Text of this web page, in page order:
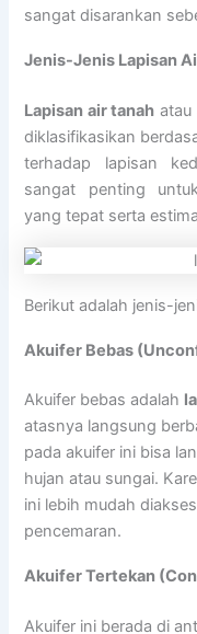
sangat disarankan
Jenis-Jenis Lapisan
Lapisan air tanah atau
diklasifikasikan
terhadap lapisan
sangat penting
yang tepat serta
Berikut adalah jenis-
Akuifer Bebas
Akuifer bebas adalah
atasnya langsung
pada akuifer ini bisa
hujan atau sungai.
ini lebih mudah
pencemaran.
Akuifer Tertekan
Akuifer ini berada di